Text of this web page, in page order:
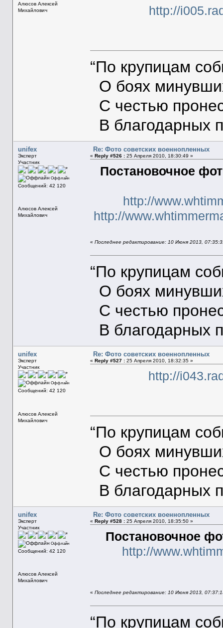
Алюсов Алексей
Михайлович
http://
“По крупицам
О боях
С честью
В благодарных
unifex
Эксперт
Участник
Оффлайн
Сообщений: 42 120
Алюсов Алексей
Михайлович
Re: Фото советских военнопленных
« Reply #526 :25 Апреля 2010, 18:30:49 »
Постановочное
http://
http://
« Последнее редактирование: 10 Июня 2013,
“По крупицам
О боях
С честью
В благодарных
unifex
Эксперт
Участник
Оффлайн
Сообщений: 42 120
Алюсов Алексей
Михайлович
Re: Фото советских военнопленных
« Reply #527 :25 Апреля 2010, 18:32:35 »
http://
“По крупицам
О боях
С честью
В благодарных
unifex
Эксперт
Участник
Оффлайн
Сообщений: 42 120
Алюсов Алексей
Михайлович
Re: Фото советских военнопленных
« Reply #528 :25 Апреля 2010, 18:35:50 »
Постановочное
http://
« Последнее редактирование: 10 Июня 2013,
“По крупицам